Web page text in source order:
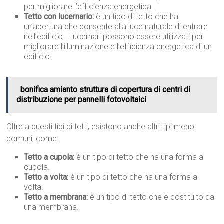
per migliorare l’efficienza energetica.
Tetto con lucernario: è un tipo di tetto che ha
un’apertura che consente alla luce naturale di entrare
nell’edificio. I lucernari possono essere utilizzati per
migliorare l’illuminazione e l’efficienza energetica di un
edificio.
bonifica amianto struttura di copertura di centri di
distribuzione per pannelli fotovoltaici
Oltre a questi tipi di tetti, esistono anche altri tipi meno
comuni, come:
Tetto a cupola: è un tipo di tetto che ha una forma a
cupola.
Tetto a volta: è un tipo di tetto che ha una forma a
volta.
Tetto a membrana: è un tipo di tetto che è costituito da
una membrana.